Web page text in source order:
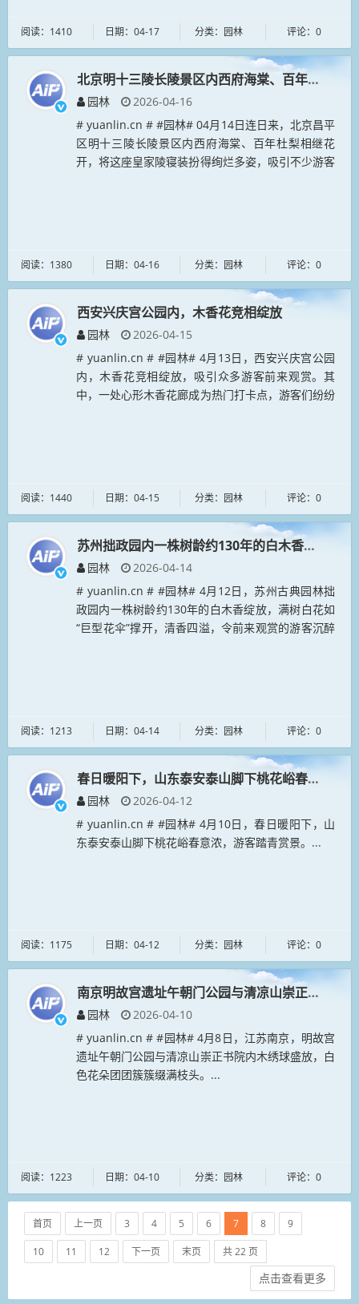
阅读：1410 日期：04-17 分类：园林 评论：0
北京明十三陵长陵景区内西府海棠、百年杜梨相
园林
2026-04-16
# yuanlin.cn # #园林# 04月14日连日来，北京昌平
区明十三陵长陵景区内西府海棠、百年杜梨相继花
开，将这座皇家陵寝装扮得绚烂多姿，吸引不少游客
阅读：1380 日期：04-16 分类：园林 评论：0
西安兴庆宫公园内，木香花竞相绽放
园林
2026-04-15
# yuanlin.cn # #园林# 4月13日，西安兴庆宫公园
内，木香花竞相绽放，吸引众多游客前来观赏。其
中，一处心形木香花廊成为热门打卡点，游客们纷纷
阅读：1440 日期：04-15 分类：园林 评论：0
苏州拙政园内一株树龄约130年的白木香绽放，清
园林
2026-04-14
# yuanlin.cn # #园林# 4月12日，苏州古典园林拙
政园内一株树龄约130年的白木香绽放，满树白花如
“巨型花伞”撑开，清香四溢，令前来观赏的游客沉醉
阅读：1213 日期：04-14 分类：园林 评论：0
春日暖阳下，山东泰安泰山脚下桃花峪春意浓
园林
2026-04-12
# yuanlin.cn # #园林# 4月10日，春日暖阳下，山
东泰安泰山脚下桃花峪春意浓，游客踏青赏景。...
阅读：1175 日期：04-12 分类：园林 评论：0
南京明故宫遗址午朝门公园与清凉山崇正书院，
园林
2026-04-10
# yuanlin.cn # #园林# 4月8日，江苏南京，明故宫
遗址午朝门公园与清凉山崇正书院内木绣球盛放，白
色花朵团团簇簇缀满枝头。...
阅读：1223 日期：04-10 分类：园林 评论：0
首页 上一页 3 4 5 6 7 8 9
10 11 12 下一页 末页 共 22 页
点击查看更多